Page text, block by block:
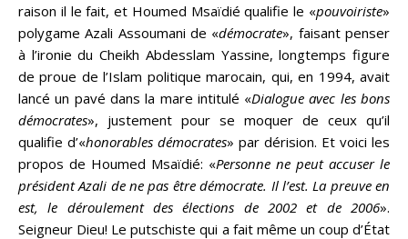
raison il le fait, et Houmed Msaïdié qualifie le «pouvoiriste»
polygame Azali Assoumani de «démocrate», faisant penser
à l’ironie du Cheikh Abdesslam Yassine, longtemps figure
de proue de l’Islam politique marocain, qui, en 1994, avait
lancé un pavé dans la mare intitulé «Dialogue avec les bons
démocrates», justement pour se moquer de ceux qu’il
qualifie d’«honorables démocrates» par dérision. Et voici les
propos de Houmed Msaïdié: «Personne ne peut accuser le
président Azali de ne pas être démocrate. Il l’est. La preuve en
est, le déroulement des élections de 2002 et de 2006».
Seigneur Dieu! Le putschiste qui a fait même un coup d’État